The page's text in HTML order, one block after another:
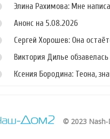
Элина Рахимова: Мне
Анонс на 5.08.2026
Сергей Хорошев: Она
Виктория Дилье
Ксения Бородина: Теона,
© 2023 Nash-